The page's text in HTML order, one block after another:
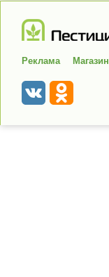
Реклама Магазин